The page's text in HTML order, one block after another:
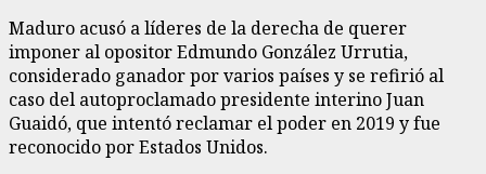
Maduro acusó a líderes de la derecha de querer
imponer al opositor Edmundo González Urrutia,
considerado ganador por varios países y se refirió al
caso del autoproclamado presidente interino Juan
Guaidó, que intentó reclamar el poder en 2019 y fue
reconocido por Estados Unidos.